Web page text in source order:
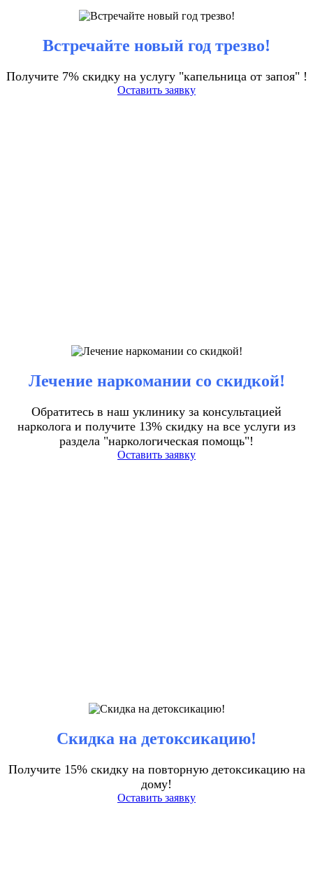
Встречайте новый год трезво!
Получите 7% скидку на услугу "капельница от запоя" !
Оставить заявку
Лечение наркомании со скидкой!
Обратитесь в наш уклинику за консультацией
нарколога и получите 13% скидку на все услуги из
раздела "наркологическая помощь"!
Оставить заявку
Скидка на детоксикацию!
Получите 15% скидку на повторную детоксикацию на
дому!
Оставить заявку